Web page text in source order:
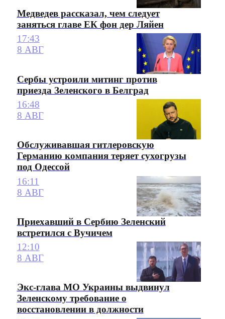
Медведев рассказал, чем следует
заняться главе ЕК фон дер Ляйен
17:43
8 АВГ
Сербы устроили митинг против
приезда Зеленского в Белград
16:48
8 АВГ
Обслуживавшая гитлеровскую
Германию компания теряет сухогрузы
под Одессой
16:11
8 АВГ
Приехавший в Сербию Зеленский
встретился с Вучичем
12:10
8 АВГ
Экс-глава МО Украины выдвинул
Зеленскому требование о
восстановлении в должности